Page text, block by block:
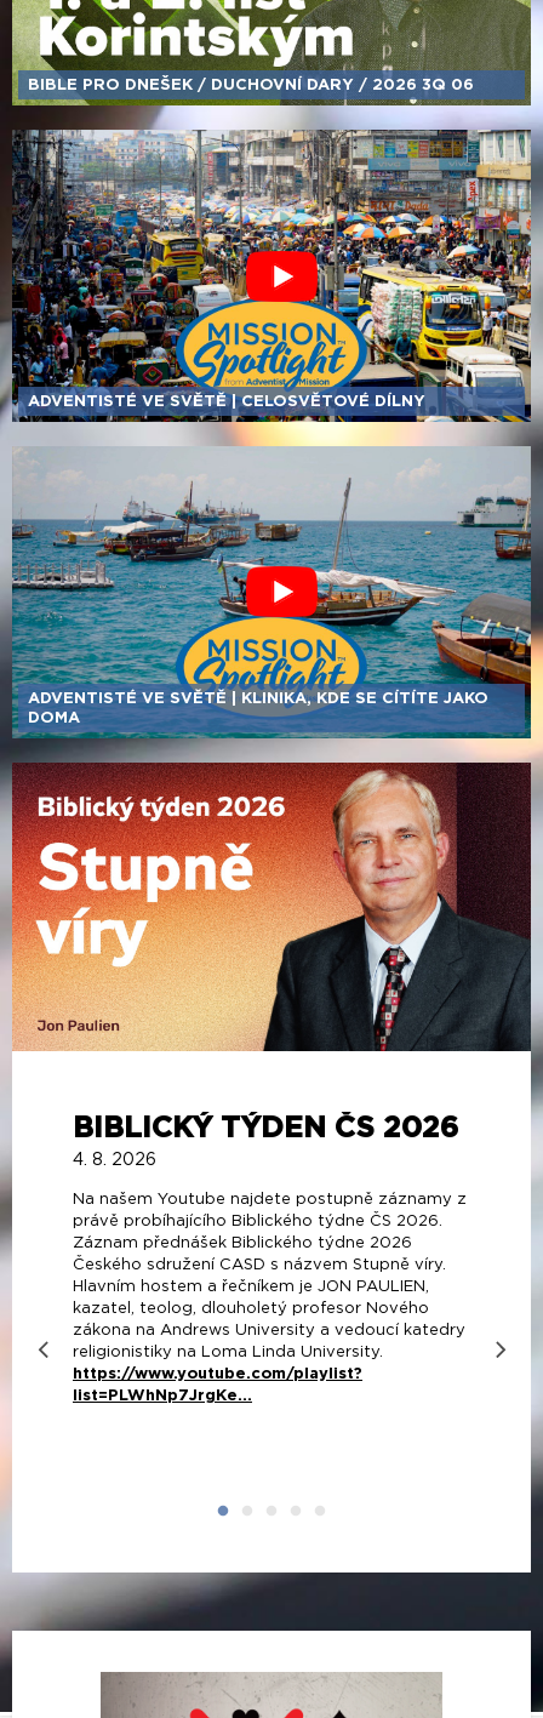
BIBLE PRO DNEŠEK /​ DUCHOVNÍ DARY /​ 2026 3Q 06
ADVENTISTÉ VE SVĚTĚ | CELOSVĚTOVÉ DÍLNY
ADVENTISTÉ VE SVĚTĚ | KLINIKA, KDE SE CÍTÍTE JAKO
DOMA
BIBLICKÝ TÝDEN ČS 2026
4. 8. 2026
Na našem Youtube najdete postupně záznamy z
právě probíhajícího Biblického týdne ČS 2026.
Záznam přednášek Biblického týdne 2026
Českého sdružení CASD s názvem Stupně víry.
Hlavním hostem a řečníkem je JON PAULIEN,
kazatel, teolog, dlouholetý profesor Nového
zákona na Andrews University a vedoucí katedry
religionistiky na Loma Linda University.
https://www.youtube.com/playlist?
list=PLWhNp7JrgKe...